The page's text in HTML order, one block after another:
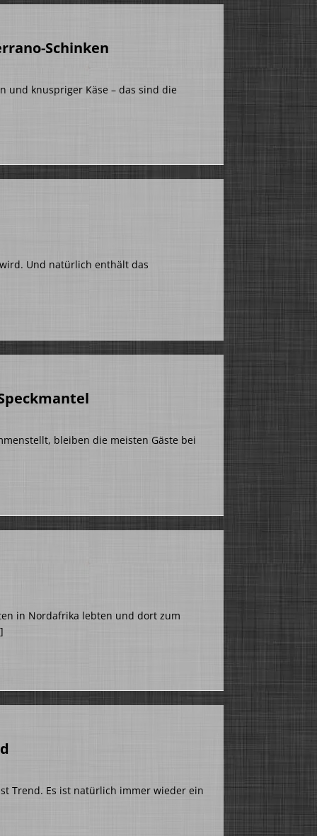
Schinken
und knuspriger Käse – das sind die
Und natürlich enthält das
bleiben die meisten Gäste bei
in Nordafrika lebten und dort zum
Trend. Es ist natürlich immer wieder ein